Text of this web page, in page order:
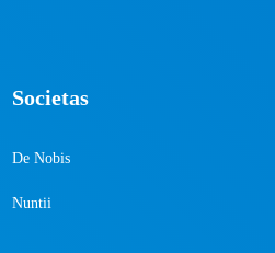
Societas
De Nobis
Nuntii